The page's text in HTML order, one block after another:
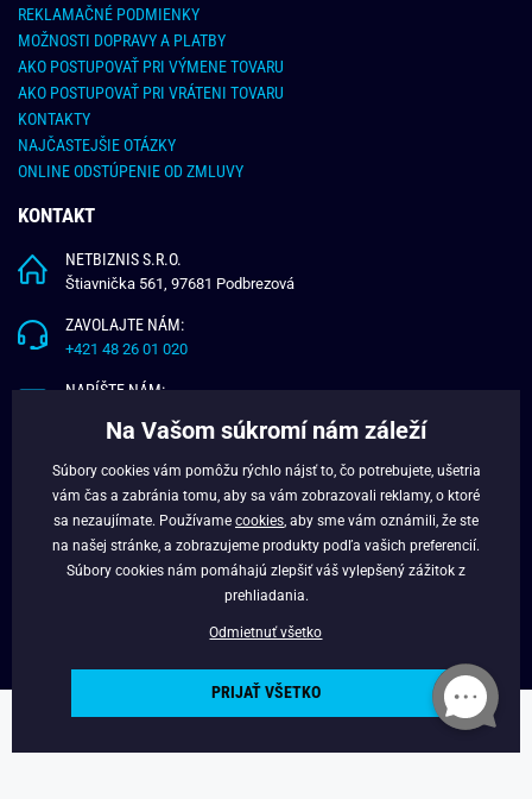
REKLAMAČNÉ PODMIENKY
MOŽNOSTI DOPRAVY A PLATBY
AKO POSTUPOVAŤ PRI VÝMENE TOVARU
AKO POSTUPOVAŤ PRI VRÁTENI TOVARU
KONTAKTY
NAJČASTEJŠIE OTÁZKY
ONLINE ODSTÚPENIE OD ZMLUVY
KONTAKT
NETBIZNIS S.R.O.
Štiavnička 561, 97681 Podbrezová
ZAVOLAJTE NÁM:
+421 48 26 01 020
NAPÍŠTE NÁM:
O NÁS
VERNOSTNÝ PROGRAM
BLOG
Copyright © 2025 - Budchlap.sk Všetky práva vyhradené. webdesign ©
Na Vašom súkromí nám záleží
Súbory cookies vám pomôžu rýchlo nájsť to, čo potrebujete, ušetria
vám čas a zabránia tomu, aby sa vám zobrazovali reklamy, o ktoré
sa nezaujímate. Používame cookies , aby sme vám oznámili, že ste
na našej stránke, a zobrazujeme produkty podľa vašich preferencií.
Súbory cookies nám pomáhajú zlepšiť váš vylepšený zážitok z
prehliadania.
Odmietnuť všetko
PRIJAŤ VŠETKO